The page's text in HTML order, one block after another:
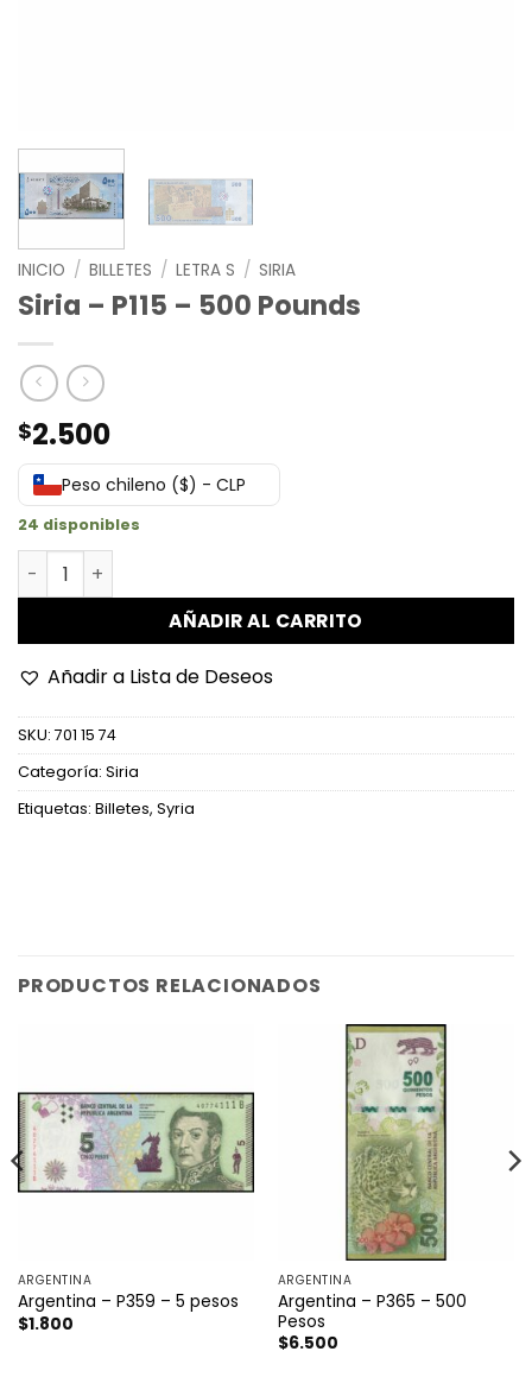
INICIO / BILLETES / LETRA S / SIRIA
Siria – P115 – 500 Pounds
$2.500
Peso chileno ($) - CLP
24 disponibles
Siria - P115 - 500 Pounds cantidad
AÑADIR AL CARRITO
Añadir a Lista de Deseos
SKU: 701 15 74
Categoría: Siria
Etiquetas: Billetes, Syria
PRODUCTOS RELACIONADOS
ARGENTINA
Argentina – P359 – 5 pesos
$1.800
ARGENTINA
Argentina – P365 – 500
Pesos
$6.500